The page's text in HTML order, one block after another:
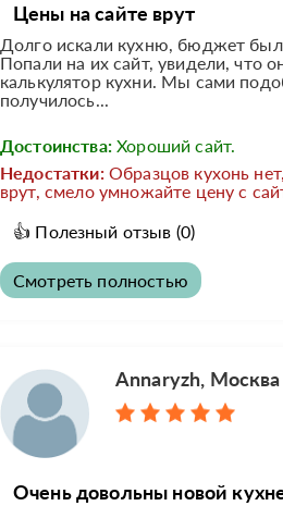
Цены на сайте врут
Долго искали кухню, бюджет был
Попали на их сайт, увидели, что
калькулятор кухни. Мы сами
получилось...
Достоинства: Хороший сайт.
Недостатки: Образцов кухонь
врут, смело умножайте цену с
👍 Полезный отзыв (0)
Смотреть полностью
Annaryzh, Москва
Очень довольны новой